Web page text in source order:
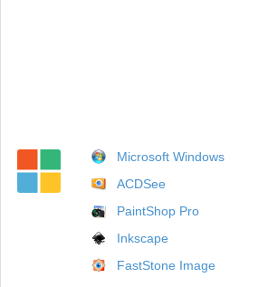
Microsoft Windows
ACDSee
PaintShop Pro
Inkscape
FastStone Image